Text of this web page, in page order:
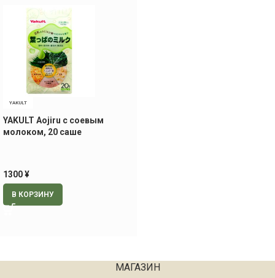
YAKULT
YAKULT Aojiru с соевым
молоком, 20 саше
1300¥
В КОРЗИНУ
МАГАЗИН